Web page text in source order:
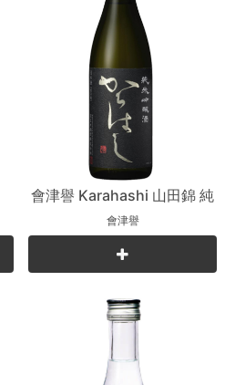
會津譽 Karahashi 山田錦 純
米吟釀
會津譽